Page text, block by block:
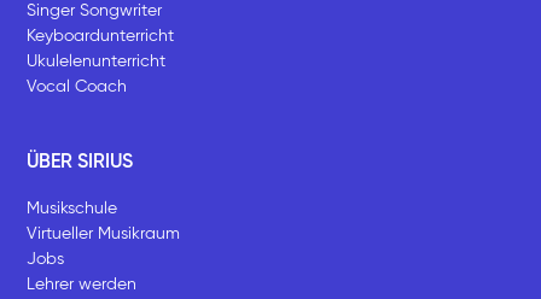
Singer Songwriter
Keyboardunterricht
Ukulelenunterricht
Vocal Coach
ÜBER SIRIUS
Musikschule
Virtueller Musikraum
Jobs
Lehrer werden